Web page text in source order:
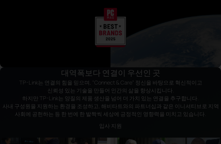
대역폭보다 연결이 우선인 곳
TP-Link는 연결의 힘을 믿으며, "Connect & Care" 정신을 바탕으로 혁신적이고
신뢰성 있는 기술을 만들어 인간의 삶을 향상시킵니다.
하지만 TP-Link는 양질의 제품 생산을 넘어 더 가치 있는 연결을 추구합니다.
사내 구성원을 지원하는 환경을 조성하고, 해비타트와의 파트너십과 같은 이니셔티브로 지역
사회에 공헌하는 등 한 번에 한 발짝씩 세상에 긍정적인 영향력을 미치고 있습니다.
입사 지원